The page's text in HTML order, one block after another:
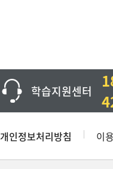
학습지원센터
개인정보처리방침 이